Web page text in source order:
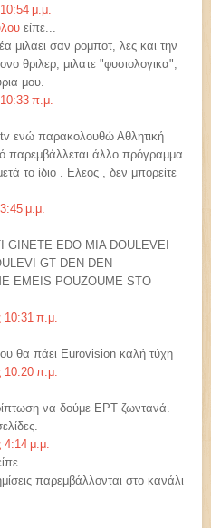
μ.μ.
είπε...
μιλαει σαν ρομποτ, λες και την
θριλερ, μιλατε "φυσιολογικα",
μου.
10:33 π.μ.
ενώ παρακολουθώ Αθλητική
παρεμβάλλεται άλλο πρόγραμμα
το ίδιο . Ελεος , δεν μπορείτε
μ.μ.
GINETE EDO MIA DOULEVEI
GT DEN DEN
EMEIS POUZOUME STO
10:31 π.μ.
θα πάει Eurovision καλή τύχη
10:20 π.μ.
να δούμε ΕΡΤ ζωντανά.
4:14 μ.μ.
παρεμβάλλονται στο κανάλι